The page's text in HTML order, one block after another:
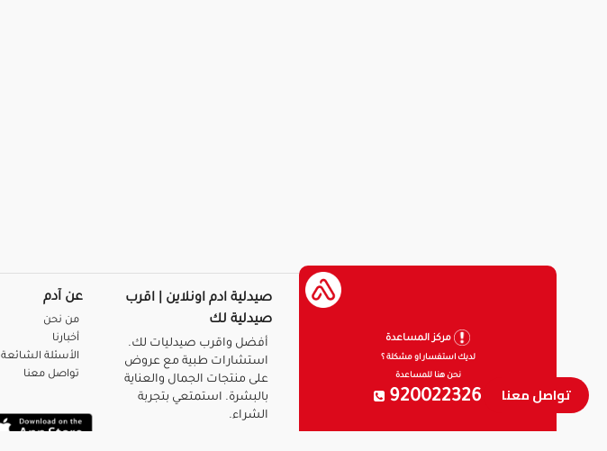
تواصل معنا
مركز المساعدة
لديك استفسار او مشكلة ؟
نحن هنا للمساعدة
920022326
صيدلية ادم اونلاين | اقرب
صيدلية لك
أفضل واقرب صيدليات لك.
استشارات طبية مع عروض
على منتجات الجمال والعناية
بالبشرة. استمتعي بتجربة
الشراء.
عن آدم
من نحن
أخبارنا
الأسئلة الشائعة
تواصل معنا